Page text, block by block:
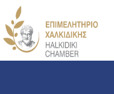
Πήγαινε
στο
κύριο
περιεχόμενο